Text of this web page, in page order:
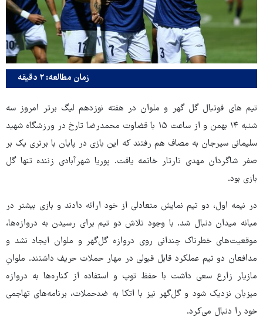
زمان مطالعه: ۲ دقیقه
تیم های فوتبال گل گهر و ملوان در هفته نوزدهم لیگ برتر امروز سه
شنبه ۱۴ بهمن و از ساعت ۱۵ با قضاوت محمدرضا تارخ در ورزشگاه شهید
سلیمانی سیرجان به مصاف هم رفتند که این بازی در پایان با برتری یک بر
صفر شاگردان مهدی تارتار خاتمه یافت. پوریا شهرآبادی زننده تنها گل
بازی بود.
در نیمه اول، دو تیم نمایش متعادلی از خود ارائه دادند و بازی بیشتر در
میانه میدان دنبال شد. با وجود تلاش دو تیم برای رسیدن به دروازه‌ها،
موقعیت‌های خطرناک چندانی روی دروازه گل‌گهر و ملوان ایجاد نشد و
مدافعان دو تیم عملکرد قابل قبولی در مهار حملات حریف داشتند. ملوانِ
مازیار زارع سعی داشت با حفظ توپ و استفاده از کناره‌ها به دروازه
میزبان نزدیک شود و گل‌گهر نیز با اتکا به ضدحملات، برنامه‌های تهاجمی
خود را دنبال می‌کرد.